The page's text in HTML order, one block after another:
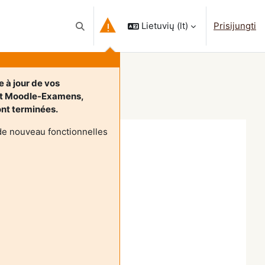
Perjungti paieškos įvestį
à jour de vos
Moodle-Examens,
terminées.
nouveau fonctionnelles
Lietuvių ‎(lt)‎ Prisijungti